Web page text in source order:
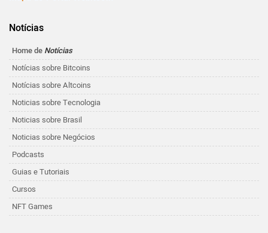
Notícias
Home de Notícias
Notícias sobre Bitcoins
Notícias sobre Altcoins
Noticias sobre Tecnologia
Noticias sobre Brasil
Noticias sobre Negócios
Podcasts
Guias e Tutoriais
Cursos
NFT Games